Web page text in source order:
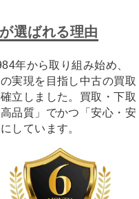
選ばれる理由
年から取り組み始め、
実現を目指し中古の買取
立しました。買取・下取
品質」でかつ「安心・安
しています。